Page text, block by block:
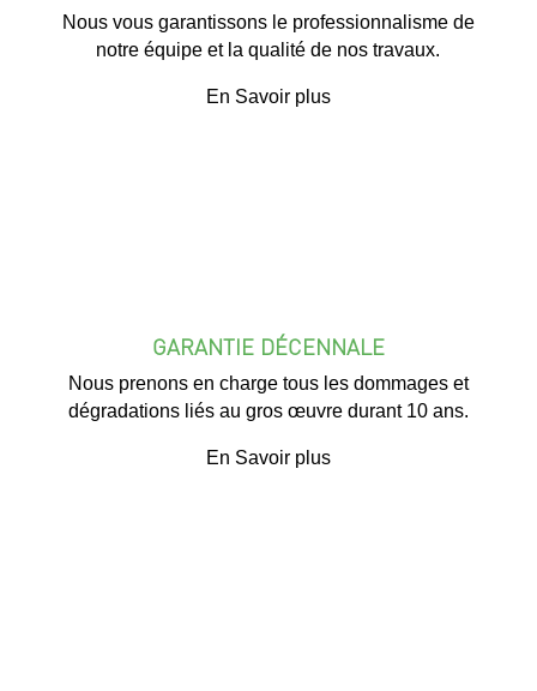
Nous vous garantissons le professionnalisme de
notre équipe et la qualité de nos travaux.
En Savoir plus
GARANTIE DÉCENNALE
Nous prenons en charge tous les dommages et
dégradations liés au gros œuvre durant 10 ans.
En Savoir plus